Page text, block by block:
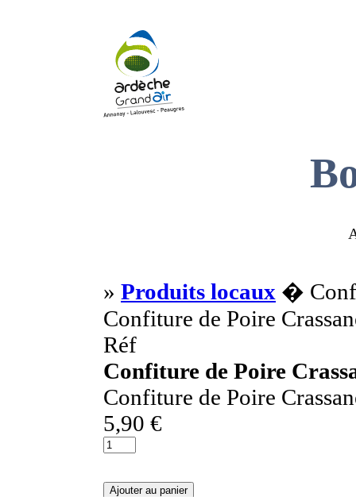
» Produits locaux �
Confiture de Poire
Réf
Confiture de Poire
Confiture de Poire
5,90 €